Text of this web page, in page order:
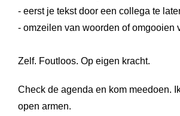
- eerst je tekst door een collega te
- omzeilen van woorden of omgooien
Zelf. Foutloos. Op eigen kracht.
Check de agenda en kom meedoen.
open armen.